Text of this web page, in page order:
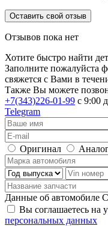
Оставить свой отзыв
Отзывов пока нет
Хотите быстро найти
Заполните пожалуйста
свяжется с Вами в
Также Вы можете
+7(343)226-01-99 с 9:00
Telegram
Оригинал
Данные об автомобиле
Вы соглашаетесь на
персональных данных